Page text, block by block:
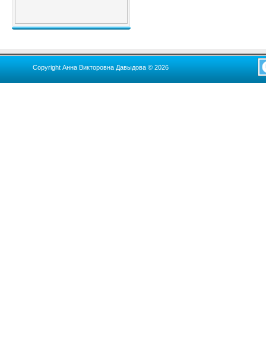
Copyright Анна Викторовна Давыдова © 2026